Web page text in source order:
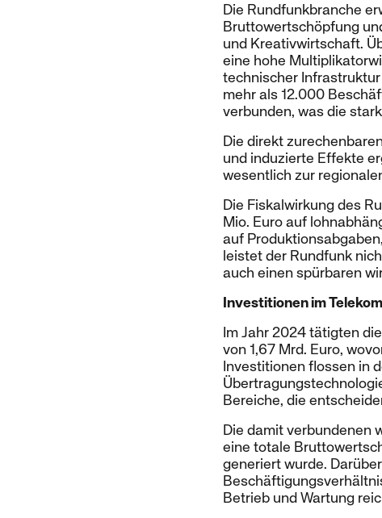
Die Rundfunkbranche
Bruttowertschöpfung
und Kreativwirtschaft.
eine hohe
technischer
mehr als 12.000
verbunden, was die
Die direkt
und induzierte Effekte
wesentlich zur
Die Fiskalwirkung des
Mio. Euro auf
auf
leistet der Rundfunk
auch einen spürbaren
Investitionen im
Im Jahr 2024 tätigten
von 1,67 Mrd. Euro,
Investitionen flossen in
Bereiche, die
Die damit verbundenen
eine totale
generiert wurde.
Betrieb und Wartung